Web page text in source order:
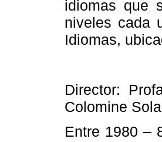
idiomas que
niveles cada
Idiomas,
Director:
Colomine
Entre 1980 –